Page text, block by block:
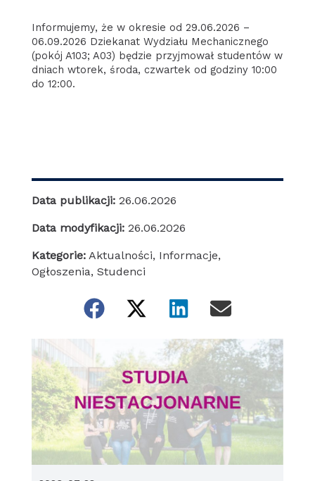
Informujemy, że w okresie od 29.06.2026 –
06.09.2026 Dziekanat Wydziału Mechanicznego
(pokój A103; A03) będzie przyjmował studentów w
dniach wtorek, środa, czwartek od godziny 10:00
do 12:00.
Data publikacji: 26.06.2026
Data modyfikacji: 26.06.2026
Kategorie: Aktualności, Informacje,
Ogłoszenia, Studenci